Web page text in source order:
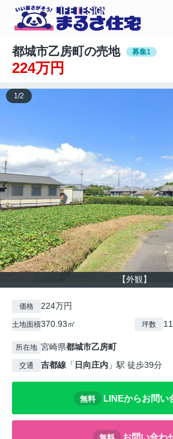
都城市乙房町の売地 募集1
224万円
【外観】
1/2
価格 224万円
土地面積370.93㎡ 坪数
所在地 宮崎県都城市乙房町
交通 吉都線 「 日向庄内 」駅 徒歩39分
無料 LINEからお問い
お問い合わ